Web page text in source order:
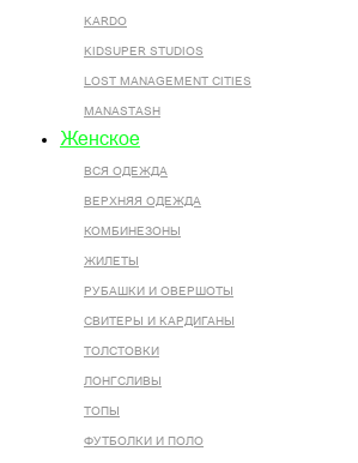
KARDO
KIDSUPER STUDIOS
LOST MANAGEMENT CITIES
MANASTASH
Женское
ВСЯ ОДЕЖДА
ВЕРХНЯЯ ОДЕЖДА
КОМБИНЕЗОНЫ
ЖИЛЕТЫ
РУБАШКИ И ОВЕРШОТЫ
СВИТЕРЫ И КАРДИГАНЫ
ТОЛСТОВКИ
ЛОНГСЛИВЫ
ТОПЫ
ФУТБОЛКИ И ПОЛО